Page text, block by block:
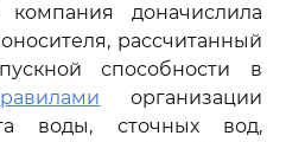
компания доначислила
рассчитанный
способности в
организации
воды, сточных вод,